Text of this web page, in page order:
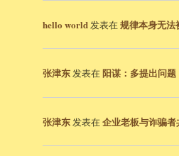
hello world发表在规律本身无法
张津东发表在阳谋：多提出问题
张津东发表在企业老板与诈骗